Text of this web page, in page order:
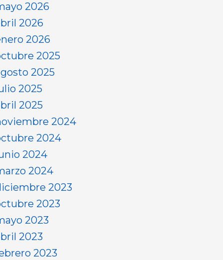
2026
2026
2026
2025
2025
2025
2025
2024
2024
2024
2024
2023
2023
2023
2023
2023